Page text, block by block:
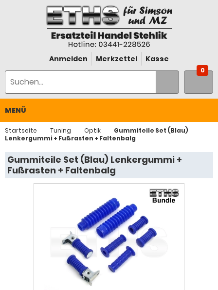
Anmelden Merkzettel Kasse
0
MENÜ
Startseite Tuning Optik
Gummiteile Set (Blau)
Lenkergummi + Fußrasten + Faltenbalg
Gummiteile Set (Blau) Lenkergummi +
Fußrasten + Faltenbalg